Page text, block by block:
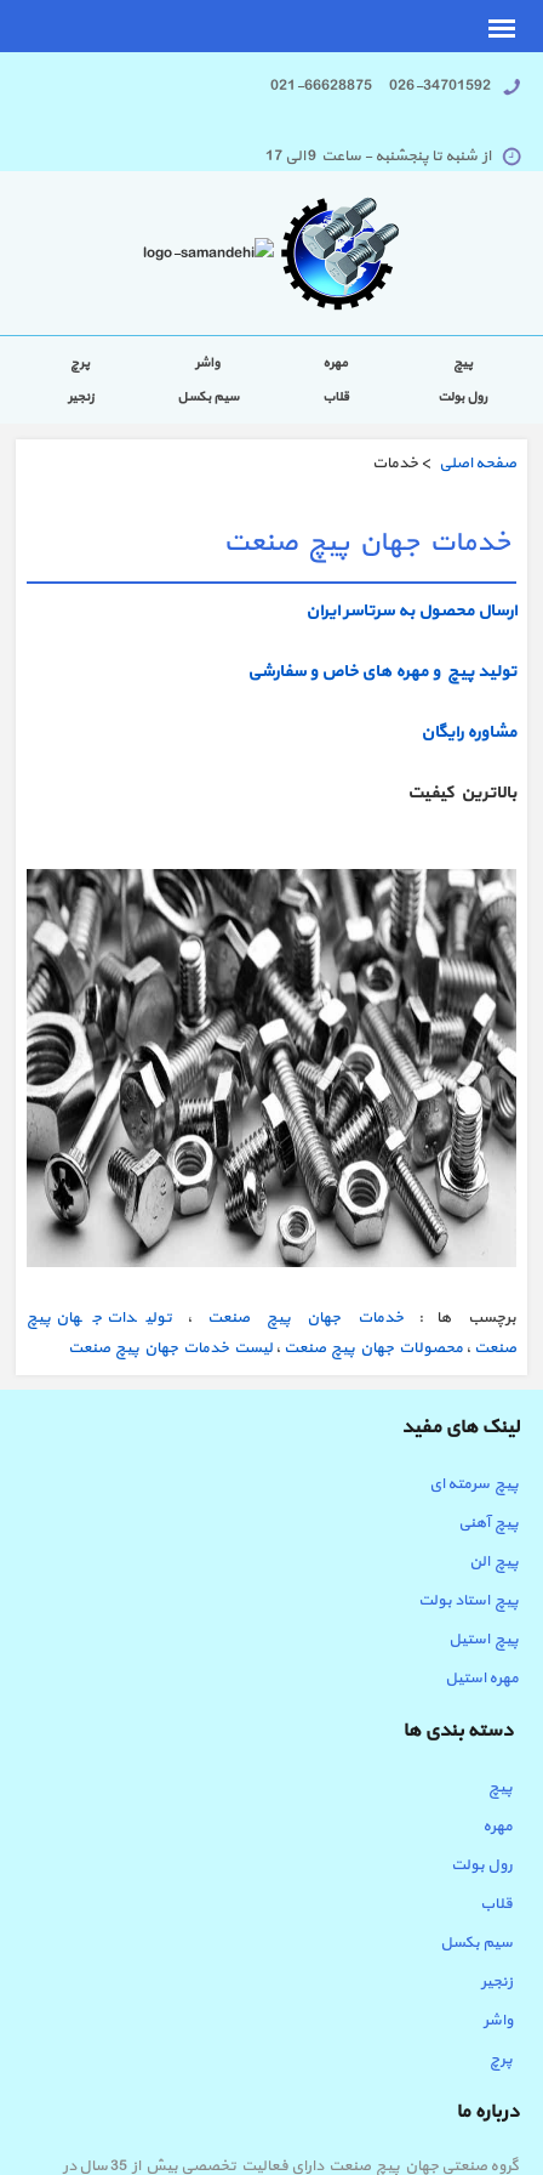
026-34701592 021-66628875
از شنبه تا پنجشنبه - ساعت 9 الی 17
پیچ مهره واشر
پرچ
رول بولت
قلاب سیم بکسل زنجیر
صفحه اصلی > خدمات
خدمات جهان پیچ صنعت
ارسال محصول به سرتاسر ایران
تولید پیچ و مهره های خاص و سفارشی
مشاوره رایگان
بالاترین کیفیت
برچسب ها :خدمات جهان پیچ صنعت ، تولیدات جهان پیچ
صنعت ، محصولات جهان پیچ صنعت ، لیست خدمات جهان پیچ صنعت
لینک های مفید
پیچ سرمته ای
پیچ آهنی
پیچ الن
پیچ استاد بولت
پیچ استیل
مهره استیل
دسته بندی ها
پیچ
مهره
رول بولت
قلاب
سیم بکسل
زنجیر
واشر
پرچ
درباره ما
گروه صنعتی جهان پیچ صنعت دارای فعالیت تخصصی بیش از 35 سال در